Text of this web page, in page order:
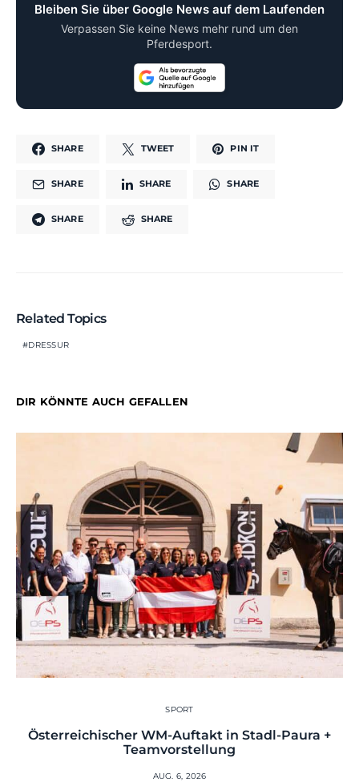
Bleiben Sie über Google News auf dem Laufenden
Verpassen Sie keine News mehr rund um den
Pferdesport.
SHARE TWEET PIN IT
SHARE SHARE SHARE
SHARE SHARE
Related Topics
DRESSUR
DIR KÖNNTE AUCH GEFALLEN
SPORT
Österreichischer WM-Auftakt in Stadl-Paura +
Teamvorstellung
AUG. 6, 2026